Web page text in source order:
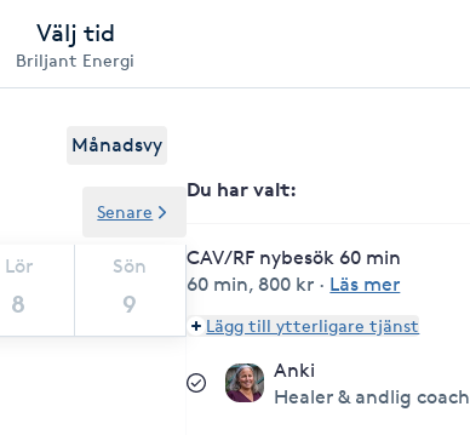
Välj tid
Briljant Energi
Månadsvy
Lör
8
Sön
9
Senare
Du har valt:
CAV/RF nybesök 60 min
60 min,800 kr · Läs mer
Lägg till ytterligare tjänst
Anki
Healer & andlig coach